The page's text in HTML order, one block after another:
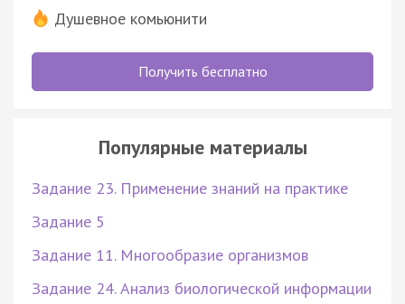
Душевное комьюнити
Получить бесплатно
Популярные материалы
Задание 23. Применение знаний на практике
Задание 5
Задание 11. Многообразие организмов
Задание 24. Анализ биологической информации